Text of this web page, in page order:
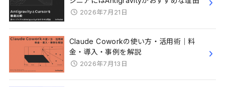
2026年7月21日
Claude Coworkの使い方・活用術｜料
金・導入・事例を解説
2026年7月13日